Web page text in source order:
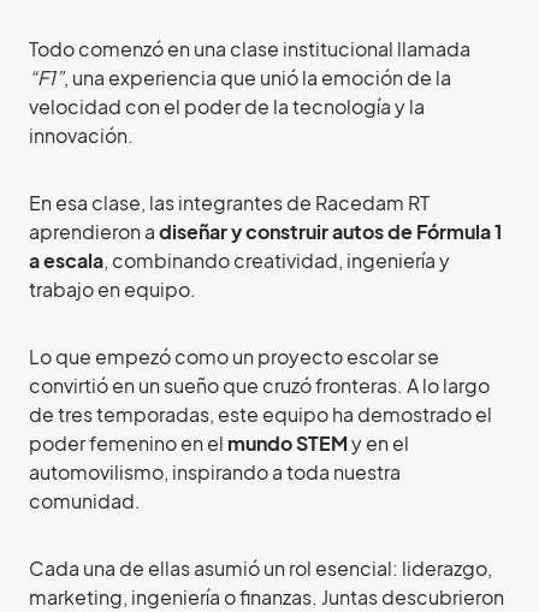
Todo comenzó en una clase institucional llamada
“F1”, una experiencia que unió la emoción de la
velocidad con el poder de la tecnología y la
innovación.
En esa clase, las integrantes de Racedam RT
aprendieron adiseñar y construir autos de Fórmula 1
a escala, combinando creatividad, ingeniería y
trabajo en equipo.
Lo que empezó como un proyecto escolar se
convirtió en un sueño que cruzó fronteras. A lo largo
de tres temporadas, este equipo ha demostrado el
poder femenino en el mundo STEMy en el
automovilismo, inspirando a toda nuestra
comunidad.
Cada una de ellas asumió un rol esencial: liderazgo,
marketing, ingeniería o finanzas. Juntas descubrieron